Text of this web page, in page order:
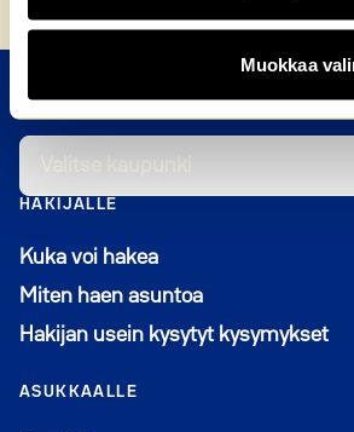
Muokkaa
Etusivu»Uusi alku – Onni omasta
M2-KOTIEN VUOKRA-ASUNNOT
HAKIJALLE
Kuka voi hakea
Miten haen asuntoa
Hakijan usein kysytyt kysymykset
ASUKKAALLE